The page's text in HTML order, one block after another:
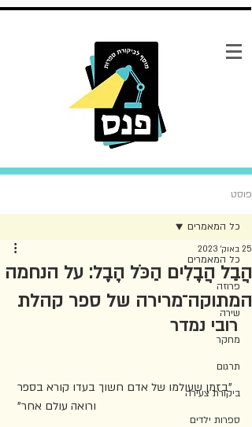
פוסט
כל המאמרים
פרוזה
שירה
מחקר
תרגום
ביקורת צעירה
ספרות ילדים
כל המאמרים
הֲבֵל הֲבָלִים הַכֹּל הָבֶל: על הנחמה
המתוקה־מרירה של ספר קהלת
25 באוק׳ 2023
רובי נמדר
"בזמן שעולמו של אדם חשוך בעדו קורא בספר
ורואה עולם אחר"